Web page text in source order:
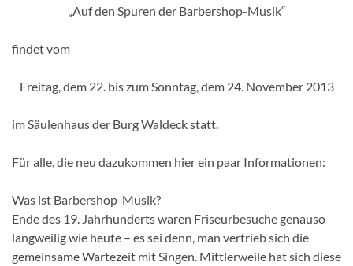
„Auf den Spuren der Barbershop-Musik“
findet vom
Freitag, dem 22. bis zum Sonntag, dem 24. November 2013
im Säulenhaus der Burg Waldeck statt.
Für alle, die neu dazukommen hier ein paar Informationen:
Was ist Barbershop-Musik?
Ende des 19. Jahrhunderts waren Friseurbesuche genauso
langweilig wie heute – es sei denn, man vertrieb sich die
gemeinsame Wartezeit mit Singen. Mittlerweile hat sich diese